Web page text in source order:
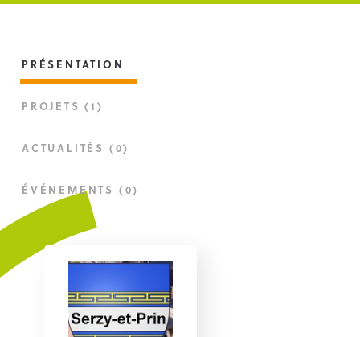
PRÉSENTATION
PROJETS (1)
ACTUALITÉS (0)
ÉVÉNEMENTS (0)